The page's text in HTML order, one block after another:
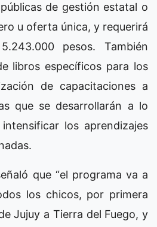
de gestión estatal o
u oferta única, y requerirá
pesos. También
libros específicos para los
de capacitaciones a
que se desarrollarán a lo
los aprendizajes
que “el programa va a
los chicos, por primera
Jujuy a Tierra del Fuego, y